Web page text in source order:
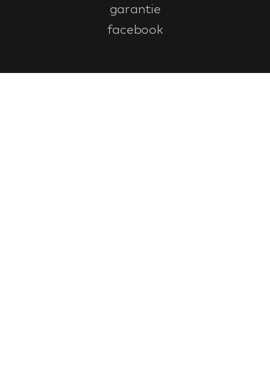
garantie
facebook
Klantenservice